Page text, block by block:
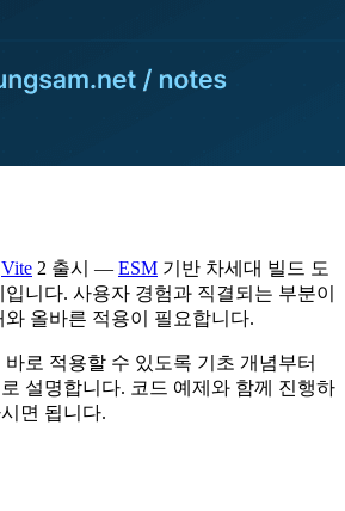
Vite 2 출시 — ESM 기반 차세대 빌드 도
니다. 사용자 경험과 직결되는 부분이
올바른 적용이 필요합니다.
로 적용할 수 있도록 기초 개념부터
설명합니다. 코드 예제와 함께 진행하
면 됩니다.